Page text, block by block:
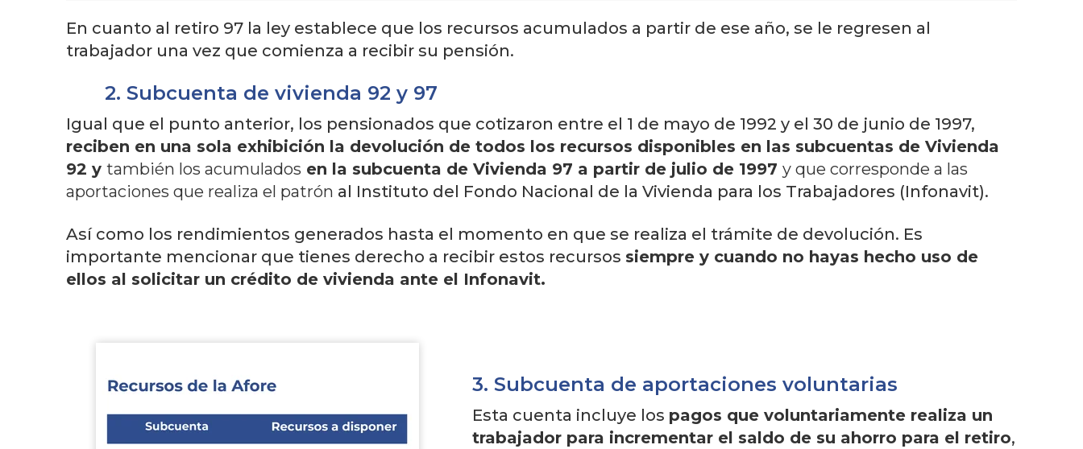
En cuanto al retiro 97 la ley establece que los recursos acumulados a partir de ese año, se le regresen al
trabajador una vez que comienza a recibir su pensión.
2. Subcuenta de vivienda 92 y 97
Igual que el punto anterior, los pensionados que cotizaron entre el 1 de mayo de 1992 y el 30 de junio de 1997,
reciben en una sola exhibición la devolución de todos los recursos disponibles en las subcuentas de Vivienda
92 y también los acumulados en la subcuenta de Vivienda 97 a partir de julio de 1997 y que corresponde a las
aportaciones que realiza el patrón al Instituto del Fondo Nacional de la Vivienda para los Trabajadores (Infonavit).
Así como los rendimientos generados hasta el momento en que se realiza el trámite de devolución. Es
importante mencionar que tienes derecho a recibir estos recursos siempre y cuando no hayas hecho uso de
ellos al solicitar un crédito de vivienda ante el Infonavit.
3. Subcuenta de aportaciones voluntarias
Esta cuenta incluye los pagos que voluntariamente realiza un
trabajador para incrementar el saldo de su ahorro para el retiro,